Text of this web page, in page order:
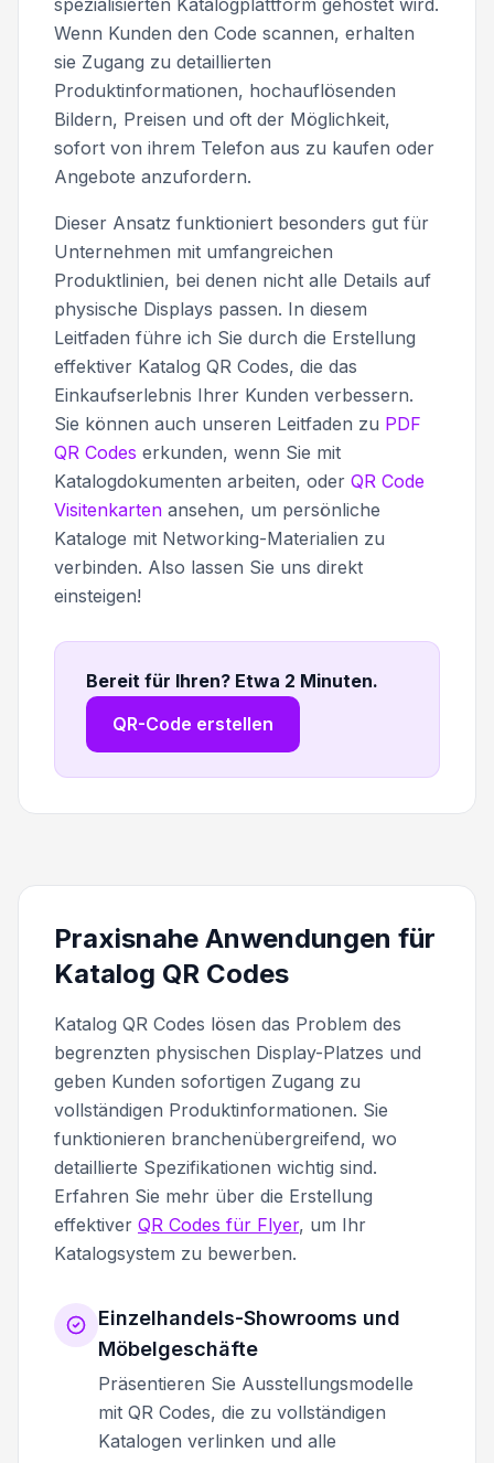
Wenn Kunden den Code scannen, erhalten
sie Zugang zu detaillierten
Produktinformationen, hochauflösenden
Bildern, Preisen und oft der Möglichkeit,
sofort von ihrem Telefon aus zu kaufen oder
Angebote anzufordern.
Dieser Ansatz funktioniert besonders gut für
Unternehmen mit umfangreichen
Produktlinien, bei denen nicht alle Details auf
physische Displays passen. In diesem
Leitfaden führe ich Sie durch die Erstellung
effektiver Katalog QR Codes, die das
Einkaufserlebnis Ihrer Kunden verbessern.
Sie können auch unseren Leitfaden zu PDF
QR Codes erkunden, wenn Sie mit
Katalogdokumenten arbeiten, oder QR Code
Visitenkarten ansehen, um persönliche
Kataloge mit Networking-Materialien zu
verbinden. Also lassen Sie uns direkt
einsteigen!
Bereit für Ihren? Etwa 2 Minuten.
QR-Code erstellen
Praxisnahe Anwendungen für
Katalog QR Codes
Katalog QR Codes lösen das Problem des
begrenzten physischen Display-Platzes und
geben Kunden sofortigen Zugang zu
vollständigen Produktinformationen. Sie
funktionieren branchenübergreifend, wo
detaillierte Spezifikationen wichtig sind.
Erfahren Sie mehr über die Erstellung
effektiver QR Codes für Flyer, um Ihr
Katalogsystem zu bewerben.
Einzelhandels-Showrooms und
Möbelgeschäfte
Präsentieren Sie Ausstellungsmodelle
mit QR Codes, die zu vollständigen
Katalogen verlinken und alle